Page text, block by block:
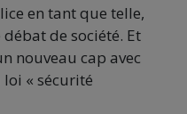
en tant que telle,
de société. Et
nouveau cap avec
« sécurité